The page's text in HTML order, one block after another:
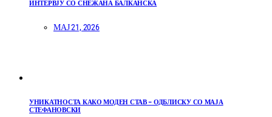
ИНТЕРВЈУ СО СНЕЖАНА БАЛКАНСКА
МАЈ 21, 2026
УНИКАТНОСТА КАКО МОДЕН СТАВ – ОДБЛИСКУ СО МАЈА
СТЕФАНОВСКИ